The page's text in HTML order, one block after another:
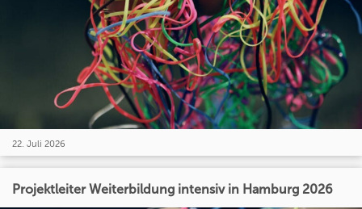
22. Juli 2026
Projektleiter Weiterbildung intensiv in Hamburg 2026